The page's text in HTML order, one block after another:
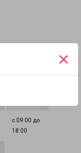
×
с 09:00 до
18:00